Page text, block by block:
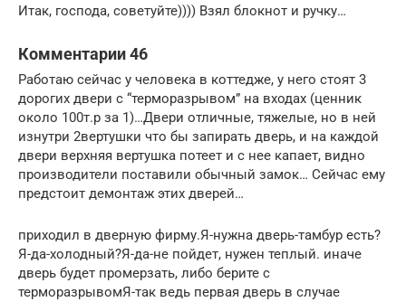
Итак, господа, советуйте)))) Взял блокнот и ручку…
Комментарии 46
Работаю сейчас у человека в коттедже, у него стоят 3
дорогих двери с “терморазрывом” на входах (ценник
около 100т.р за 1)…Двери отличные, тяжелые, но в ней
изнутри 2вертушки что бы запирать дверь, и на каждой
двери верхняя вертушка потеет и с нее капает, видно
производители поставили обычный замок… Сейчас ему
предстоит демонтаж этих дверей…
приходил в дверную фирму.Я-нужна дверь-тамбур есть?
Я-да-холодный?Я-да-не пойдет, нужен теплый. иначе
дверь будет промерзать, либо берите с
терморазрывомЯ-так ведь первая дверь в случае